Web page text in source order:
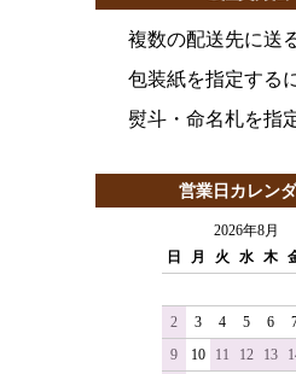
複数の配送先に送
包装紙を指定する
熨斗・命名札を指
営業日カレン
2026年8月
日
月 火 水 木
2
3 4 5 6
9
10 11 12 13